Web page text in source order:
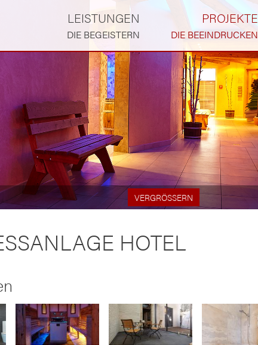
LEISTUNGEN
DIE BEGEISTERN
PROJEKTE
DIE BEEINDRUCKEN
VERGRÖSSERN
HOTEL